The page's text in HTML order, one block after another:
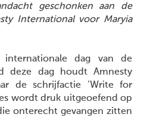
geschonken aan de
International voor Maryia
dag van de
deze dag houdt Amnesty
de schrijfactie ‘Write for
wordt druk uitgeoefend op
onterecht gevangen zitten